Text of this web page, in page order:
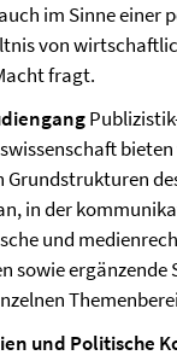
im Sinne einer
von
fragt.
Grundstrukturen
in der
und
sowie ergänzende
und Politische